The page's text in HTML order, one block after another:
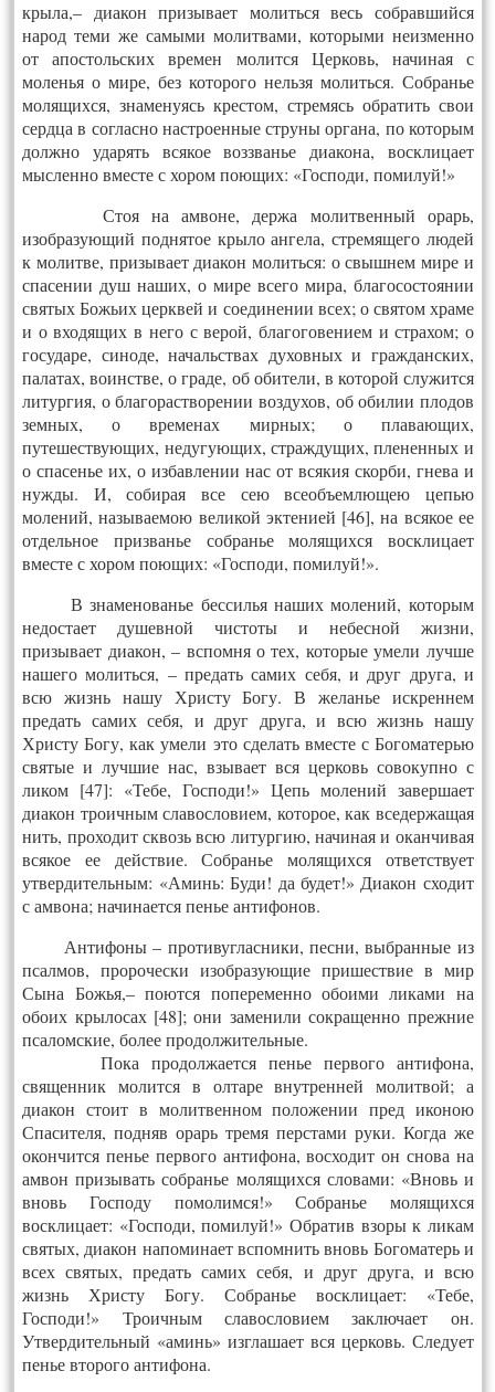
крыла,– диакон призывает молиться весь собравшийся
народ теми же самыми молитвами, которыми неизменно
от апостольских времен молится Церковь, начиная с
моленья о мире, без которого нельзя молиться. Собранье
молящихся, знаменуясь крестом, стремясь обратить свои
сердца в согласно настроенные струны органа, по которым
должно ударять всякое воззванье диакона, восклицает
мысленно вместе с хором поющих: «Господи, помилуй!»
Стоя на амвоне, держа молитвенный орарь,
изобразующий поднятое крыло ангела, стремящего людей
к молитве, призывает диакон молиться: о свышнем мире и
спасении душ наших, о мире всего мира, благосостоянии
святых Божьих церквей и соединении всех; о святом храме
и о входящих в него с верой, благоговением и страхом; о
государе, синоде, начальствах духовных и гражданских,
палатах, воинстве, о граде, об обители, в которой служится
литургия, о благорастворении воздухов, об обилии плодов
земных, о временах мирных; о плавающих,
путешествующих, недугующих, страждущих, плененных и
о спасенье их, о избавлении нас от всякия скорби, гнева и
нужды. И, собирая все сею всеобъемлющею цепью
молений, называемою великой эктенией [46], на всякое ее
отдельное призванье собранье молящихся восклицает
вместе с хором поющих: «Господи, помилуй!».
В знаменованье бессилья наших молений, которым
недостает душевной чистоты и небесной жизни,
призывает диакон, – вспомня о тех, которые умели лучше
нашего молиться, – предать самих себя, и друг друга, и
всю жизнь нашу Христу Богу. В желанье искреннем
предать самих себя, и друг друга, и всю жизнь нашу
Христу Богу, как умели это сделать вместе с Богоматерью
святые и лучшие нас, взывает вся церковь совокупно с
ликом [47]: «Тебе, Господи!» Цепь молений завершает
диакон троичным славословием, которое, как вседержащая
нить, проходит сквозь всю литургию, начиная и оканчивая
всякое ее действие. Собранье молящихся ответствует
утвердительным: «Аминь: Буди! да будет!» Диакон сходит
с амвона; начинается пенье антифонов.
Антифоны – противугласники, песни, выбранные из
псалмов, пророчески изобразующие пришествие в мир
Сына Божья,– поются попеременно обоими ликами на
обоих крылосах [48]; они заменили сокращенно прежние
псаломские, более продолжительные.
Пока продолжается пенье первого антифона,
священник молится в олтаре внутренней молитвой; а
диакон стоит в молитвенном положении пред иконою
Спасителя, подняв орарь тремя перстами руки. Когда же
окончится пенье первого антифона, восходит он снова на
амвон призывать собранье молящихся словами: «Вновь и
вновь Господу помолимся!» Собранье молящихся
восклицает: «Господи, помилуй!» Обратив взоры к ликам
святых, диакон напоминает вспомнить вновь Богоматерь и
всех святых, предать самих себя, и друг друга, и всю
жизнь Христу Богу. Собранье восклицает: «Тебе,
Господи!» Троичным славословием заключает он.
Утвердительный «аминь» изглашает вся церковь. Следует
пенье второго антифона.